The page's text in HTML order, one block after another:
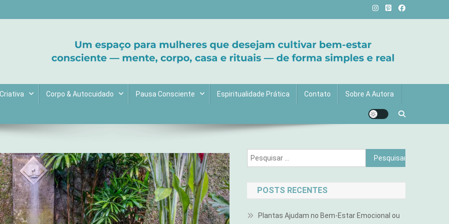
Corpo & Autocuidado Pausa Consciente Espiritualidade Prática Contato Sobre A Autora
Pesquisar
por:
POSTS RECENTES
Plantas Ajudam no Bem-Estar Emocional ou